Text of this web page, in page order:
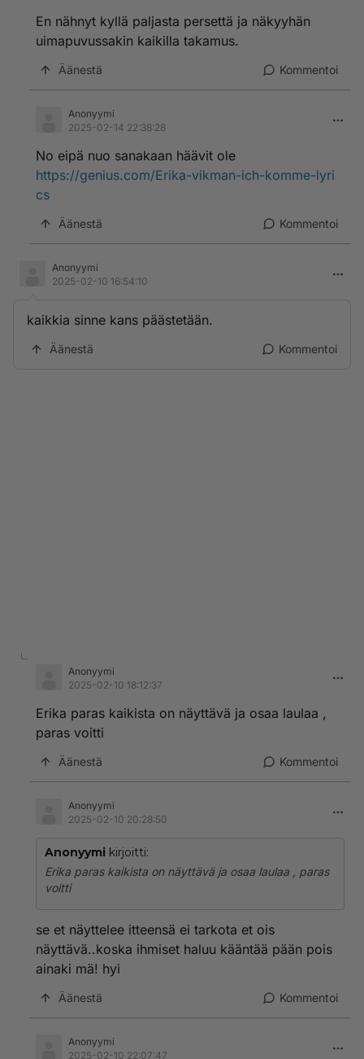
En nähnyt kyllä paljasta persettä ja näkyyhän
uimapuvussakin kaikilla takamus.
Äänestä Kommentoi
Anonyymi
2025-02-14 22:38:28
No eipä nuo sanakaan häävit ole
https://genius.com/Erika-vikman-ich-komme-lyri
cs
Äänestä Kommentoi
Anonyymi
2025-02-10 16:54:10
kaikkia sinne kans päästetään.
Äänestä Kommentoi
Anonyymi
2025-02-10 18:12:37
Erika paras kaikista on näyttävä ja osaa laulaa ,
paras voitti
Äänestä Kommentoi
Anonyymi
2025-02-10 20:28:50
Anonyymi kirjoitti:
Erika paras kaikista on näyttävä ja osaa laulaa , paras
voitti
se et näyttelee itteensä ei tarkota et ois
näyttävä..koska ihmiset haluu kääntää pään pois
ainaki mä! hyi
Äänestä Kommentoi
Anonyymi
2025-02-10 22:07:47